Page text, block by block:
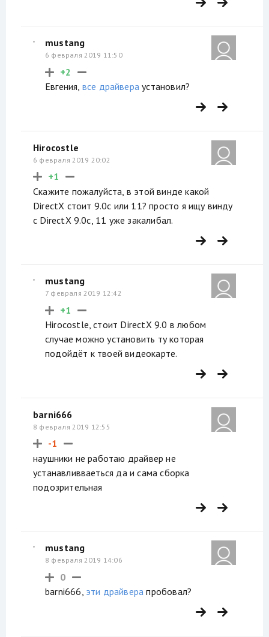
mustang
6 февраля 2019 11:50
+2
Евгения, все драйвера установил?
Hirocostle
6 февраля 2019 20:02
+1
Скажите пожалуйста, в этой винде какой
DirectX стоит 9.0с или 11? просто я ищу винду
с DirectX 9.0с, 11 уже закалибал.
mustang
7 февраля 2019 12:42
+1
Hirocostle, стоит DirectX 9.0 в любом
случае можно установить ту которая
подойдёт к твоей видеокарте.
barni666
8 февраля 2019 12:55
-1
наушники не работаю драйвер не
устанавливваеться да и сама сборка
подозрительная
mustang
8 февраля 2019 14:06
0
barni666, эти драйвера пробовал?